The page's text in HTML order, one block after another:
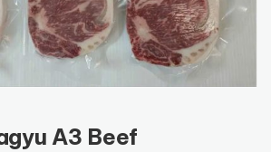
A3 Beef